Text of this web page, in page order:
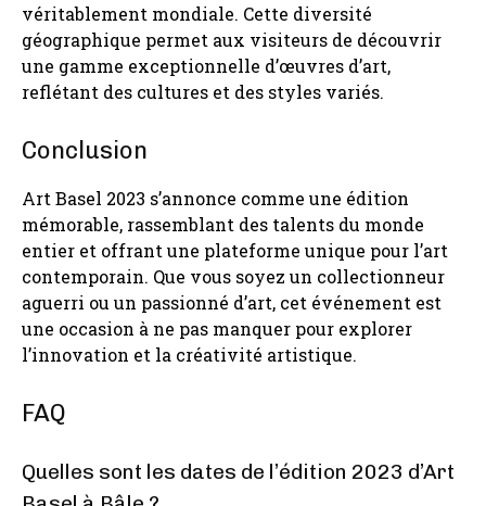
véritablement mondiale. Cette diversité
géographique permet aux visiteurs de découvrir
une gamme exceptionnelle d’œuvres d’art,
reflétant des cultures et des styles variés.
Conclusion
Art Basel 2023 s’annonce comme une édition
mémorable, rassemblant des talents du monde
entier et offrant une plateforme unique pour l’art
contemporain. Que vous soyez un collectionneur
aguerri ou un passionné d’art, cet événement est
une occasion à ne pas manquer pour explorer
l’innovation et la créativité artistique.
FAQ
Quelles sont les dates de l’édition 2023 d’Art